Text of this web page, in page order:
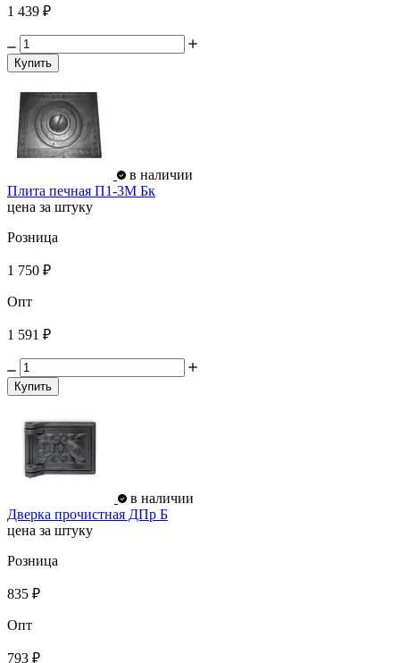
1 439 ₽
Купить
в наличии
Плита печная П1-3М Бк
цена за штуку
Розница
1 750 ₽
Опт
1 591 ₽
Купить
в наличии
Дверка прочистная ДПр Б
цена за штуку
Розница
835 ₽
Опт
793 ₽